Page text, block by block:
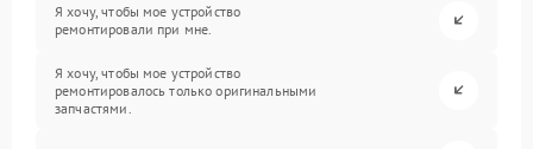
Я хочу, чтобы мое устройство
ремонтировали при мне.
Я хочу, чтобы мое устройство
ремонтировалось только оригинальными
запчастями.